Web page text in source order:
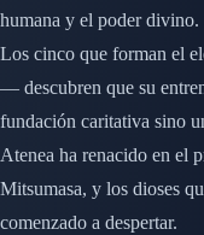
humana y el poder divino.
Los cinco que forman el
— descubren que su
fundación caritativa sino
Atenea ha renacido en el
Mitsumasa, y los dioses
comenzado a despertar.